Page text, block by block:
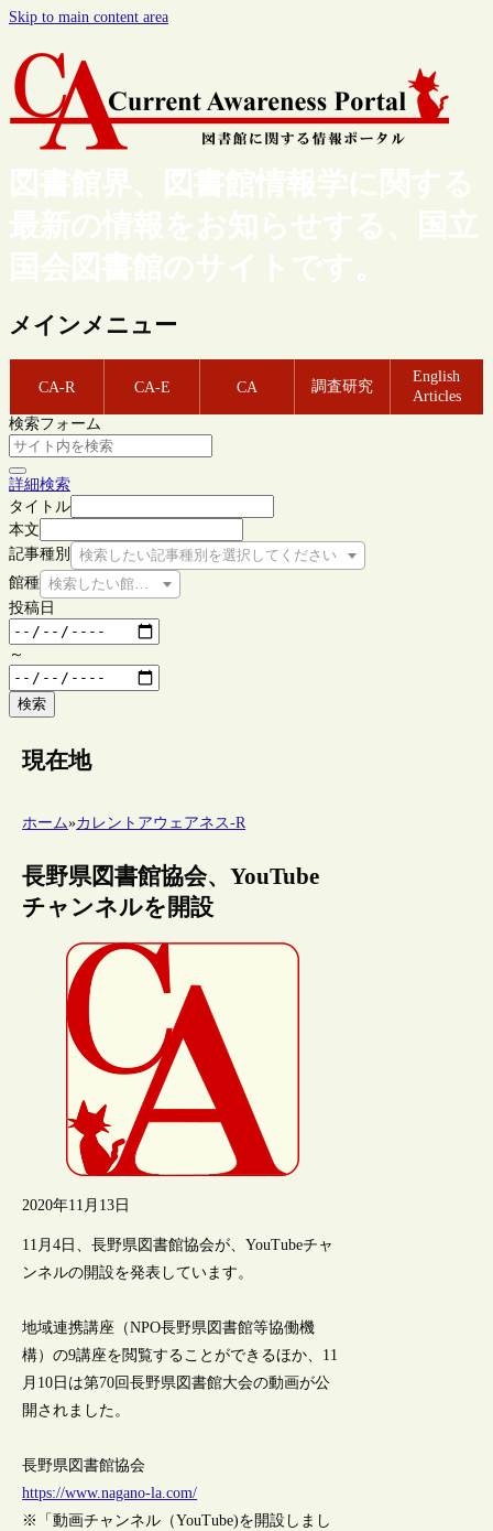
Skip to main content area
図書館界、図書館情報学に関する
最新の情報をお知らせする、国立
国会図書館のサイトです。
メインメニュー
CA-R CA-E CA 調査研究
English
Articles
検索フォーム
詳細検索
タイトル
本文
記事種別
検索したい記事種別を選択してください
館種 検索したい館種を選択してください
投稿日
～
検索
現在地
ホーム»カレントアウェアネス-R
長野県図書館協会、YouTube
チャンネルを開設
2020年11月13日
11月4日、長野県図書館協会が、YouTubeチャ
ンネルの開設を発表しています。
地域連携講座（NPO長野県図書館等協働機
構）の9講座を閲覧することができるほか、11
月10日は第70回長野県図書館大会の動画が公
開されました。
長野県図書館協会
https://www.nagano-la.com/
※「動画チャンネル（YouTube)を開設しまし